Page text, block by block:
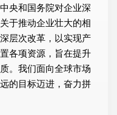
央和国务院对企业深
于推动企业壮大的相
层次改革，以实现产
各项资源，旨在提升
。我们面向全球市场
的目标迈进，奋力拼